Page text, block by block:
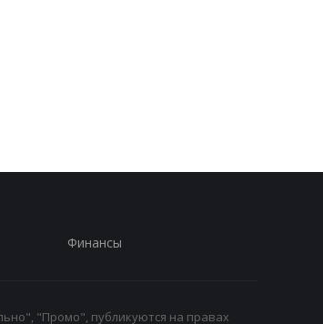
Финансы
"Промо", публикуются на правах